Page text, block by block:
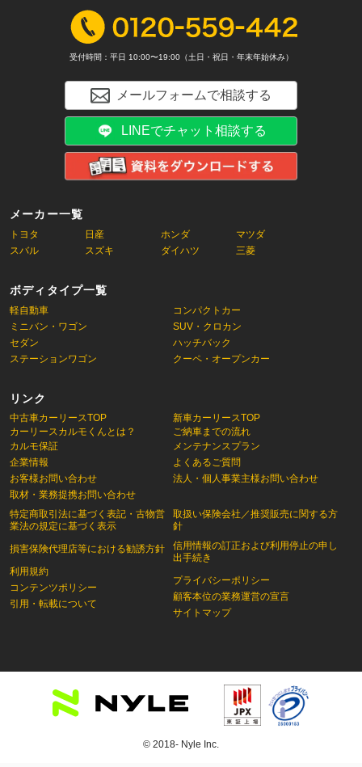
メーカー一覧
トヨタ 日産 ホンダ
マツダ
スバル
スズキ ダイハツ 三菱
ボディタイプ一覧
軽自動車
コンパクトカー
ミニバン・ワゴン
SUV・クロカン
セダン
ハッチバック
ステーションワゴン
クーペ・オープンカー
リンク
中古車カーリースTOP
カーリースカルモくんとは？
新車カーリースTOP
ご納車までの流れ
カルモ保証
企業情報
お客様お問い合わせ
取材・業務提携お問い合わせ
特定商取引法に基づく表記・古物営
業法の規定に基づく表示
損害保険代理店等における勧誘方針
利用規約
コンテンツポリシー
引用・転載について
メンテナンスプラン
よくあるご質問
法人・個人事業主様お問い合わせ
取扱い保険会社／推奨販売に関する方
針
信用情報の訂正および利用停止の申し
出手続き
プライバシーポリシー
顧客本位の業務運営の宣言
サイトマップ
受付時間：平日 10:00〜19:00（土日・祝日・年末年始休み）
メールフォームで相談する
LINEでチャット相談する
© 2018- Nyle Inc.